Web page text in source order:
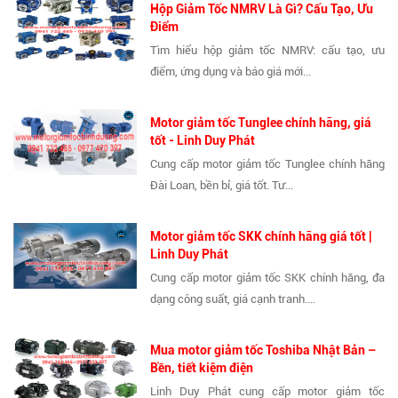
Hộp Giảm Tốc NMRV Là Gì? Cấu Tạo, Ưu
Điểm
Tìm hiểu hộp giảm tốc NMRV: cấu tạo, ưu
điểm, ứng dụng và báo giá mới...
Motor giảm tốc Tunglee chính hãng, giá
tốt - Linh Duy Phát
Cung cấp motor giảm tốc Tunglee chính hãng
Đài Loan, bền bỉ, giá tốt. Tư...
Motor giảm tốc SKK chính hãng giá tốt |
Linh Duy Phát
Cung cấp motor giảm tốc SKK chính hãng, đa
dạng công suất, giá cạnh tranh....
Mua motor giảm tốc Toshiba Nhật Bản –
Bền, tiết kiệm điện
Linh Duy Phát cung cấp motor giảm tốc